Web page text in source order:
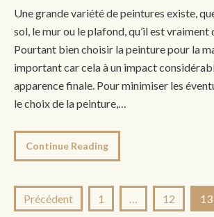
Une grande variété de peintures existe,
sol, le mur ou le plafond, qu’il est
Pourtant bien choisir la peinture pour la
important car cela à un impact
apparence finale. Pour minimiser les
le choix de la peinture,…
Continue Reading
Pagination
Précédent 1 … 12 13